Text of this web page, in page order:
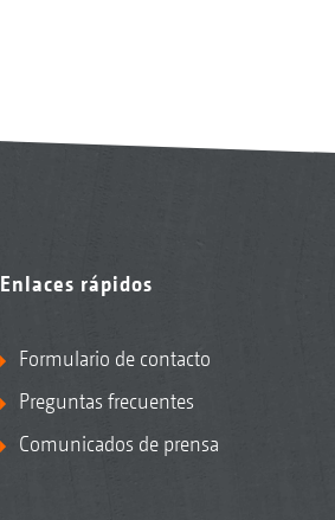
Enlaces rápidos
Formulario de contacto
Preguntas frecuentes
Comunicados de prensa